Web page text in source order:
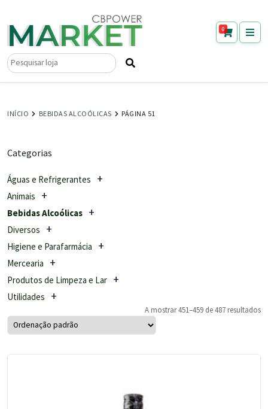
0
Pesquisar
INÍCIO BEBIDAS ALCOÓLICAS PÁGINA 51
Categorias
Águas e Refrigerantes
Animais
Bebidas Alcoólicas
Diversos
Higiene e Parafarmácia
Mercearia
Produtos de Limpeza e Lar
Utilidades
A mostrar 451–459 de 487 resultados